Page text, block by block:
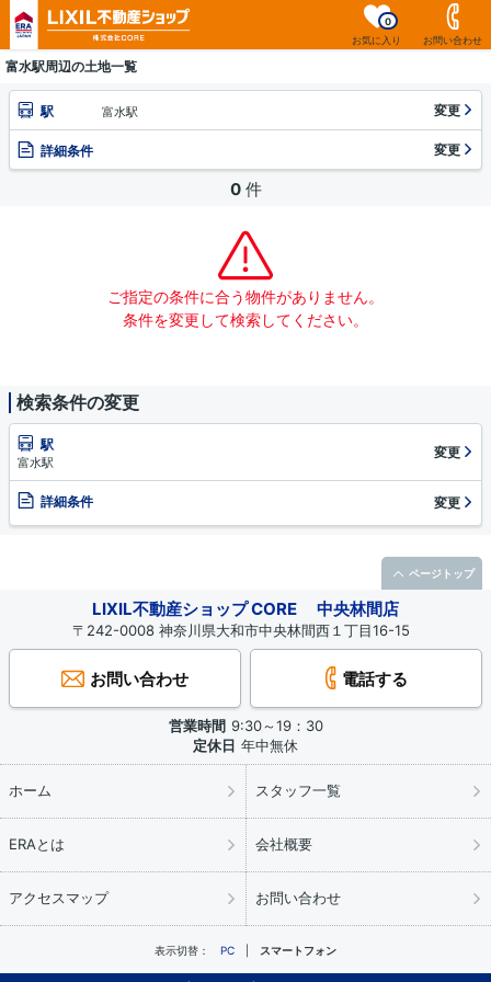
お気に入り
0
お問い合わせ
富水駅周辺の土地一覧
駅 富水駅 変更
詳細条件 変更
0 件
ご指定の条件に合う物件がありません。
条件を変更して検索してください。
検索条件の変更
駅
富水駅
変更
詳細条件 変更
LIXIL不動産ショップ CORE 中央林間店
〒242-0008 神奈川県大和市中央林間西１丁目16-15
お問い合わせ 電話する
営業時間 9:30～19：30
定休日 年中無休
ホーム スタッフ一覧
ERAとは 会社概要
アクセスマップ お問い合わせ
表示切替： PC スマートフォン
ページトップ